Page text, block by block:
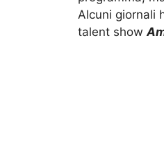
Alcuni giornali
talent show